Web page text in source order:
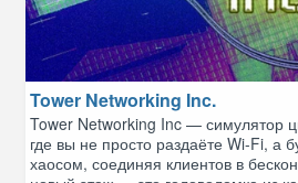
Tower Networking Inc.
Tower Networking Inc — симулятор
где вы не просто раздаёте Wi-Fi, а
хаосом, соединяя клиентов в